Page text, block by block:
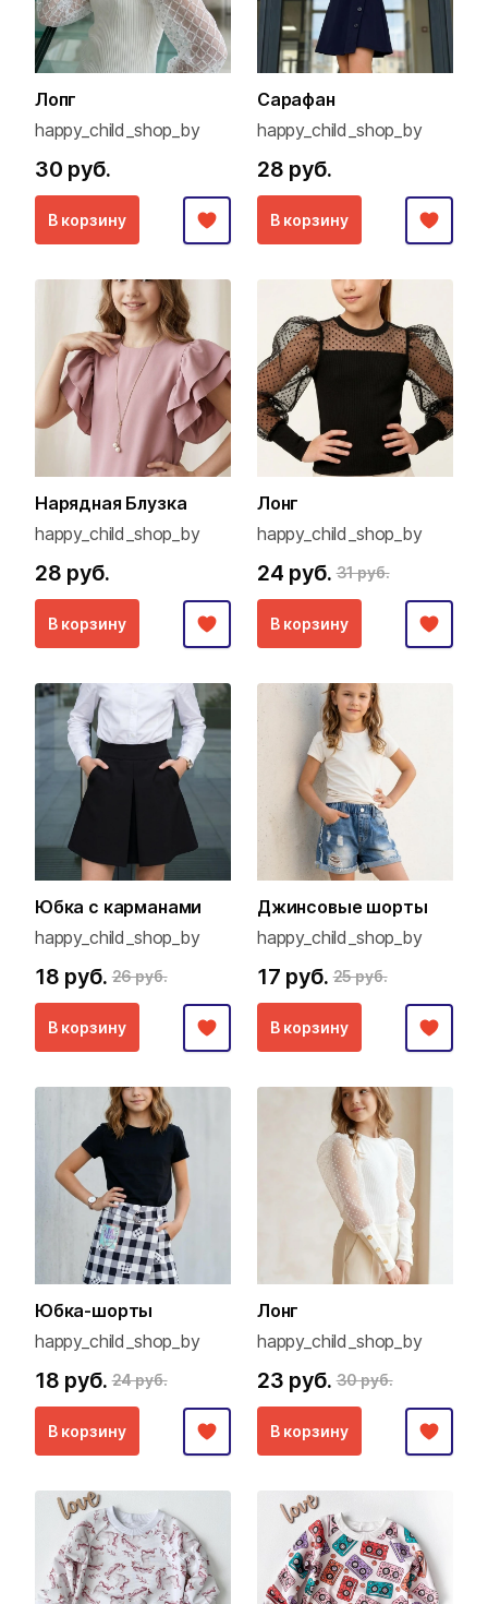
Лопг
happy_child_shop_by
30 руб.
В корзину
Сарафан
happy_child_shop_by
28 руб.
В корзину
Нарядная Блузка
happy_child_shop_by
28 руб.
В корзину
Лонг
happy_child_shop_by
24 руб. 31 руб.
В корзину
Юбка с карманами
happy_child_shop_by
18 руб. 26 руб.
В корзину
Джинсовые шорты
happy_child_shop_by
17 руб. 25 руб.
В корзину
Юбка-шорты
happy_child_shop_by
18 руб. 24 руб.
В корзину
Лонг
happy_child_shop_by
23 руб. 30 руб.
В корзину